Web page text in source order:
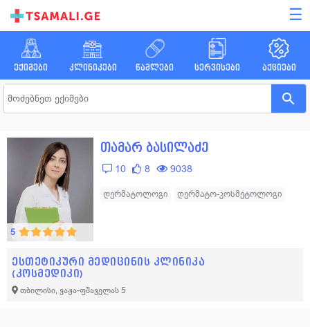
☰
ექიმები კლინიკები წამლები სერვისები აქციები
5
თამარ ბასილაძე
10 8 9038
დერმატოლოგი დერმატო-კოსმეტოლოგი
ესთეტიკური მედიცინის კლინიკა
(კოსმედიკი)
თბილისი, ვაჟა-ფშაველას 5